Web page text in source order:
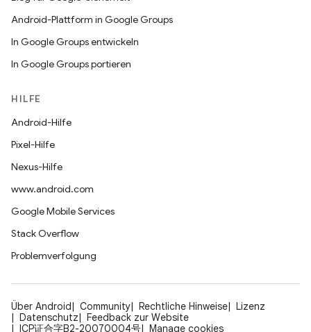
Android-Plattform in Google Groups
In Google Groups entwickeln
In Google Groups portieren
HILFE
Android-Hilfe
Pixel-Hilfe
Nexus-Hilfe
www.android.com
Google Mobile Services
Stack Overflow
Problemverfolgung
Über Android Community Rechtliche Hinweise
Lizenz
Datenschutz
Feedback zur Website
ICP证合字B2-20070004号
Manage cookies